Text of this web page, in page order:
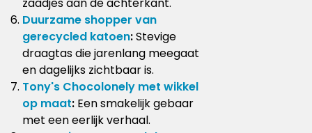
Duurzame shopper van
gerecycled katoen:Stevige
draagtas die jarenlang meegaat
en dagelijks zichtbaar is.
Tony's Chocolonely met wikkel
op maat:Een smakelijk gebaar
met een eerlijk verhaal.